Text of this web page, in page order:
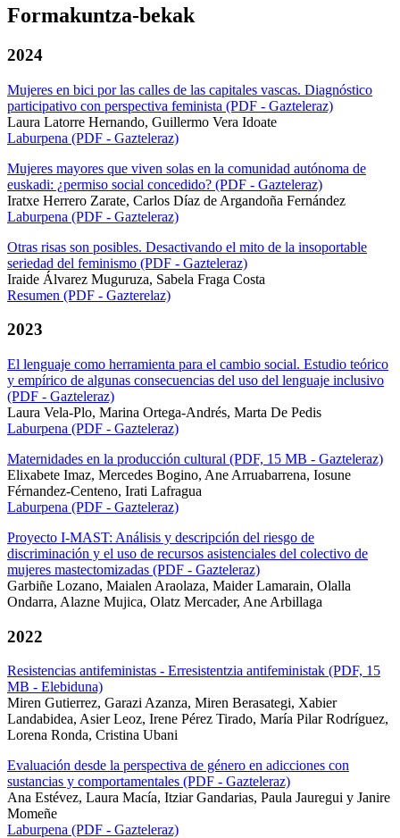
Formakuntza-bekak
2024
Mujeres en bici por las calles de las capitales vascas. Diagnóstico
participativo con perspectiva feminista (PDF - Gazteleraz)
Laura Latorre Hernando, Guillermo Vera Idoate
Laburpena (PDF - Gazteleraz)
Mujeres mayores que viven solas en la comunidad autónoma de
euskadi: ¿permiso social concedido? (PDF - Gazteleraz)
Iratxe Herrero Zarate, Carlos Díaz de Argandoña Fernández
Laburpena (PDF - Gazteleraz)
Otras risas son posibles. Desactivando el mito de la insoportable
seriedad del feminismo (PDF - Gazteleraz)
Iraide Álvarez Muguruza, Sabela Fraga Costa
Resumen (PDF - Gazterelaz)
2023
El lenguaje como herramienta para el cambio social. Estudio teórico
y empírico de algunas consecuencias del uso del lenguaje inclusivo
(PDF - Gazteleraz)
Laura Vela-Plo, Marina Ortega-Andrés, Marta De Pedis
Laburpena (PDF - Gazteleraz)
Maternidades en la producción cultural (PDF, 15 MB - Gazteleraz)
Elixabete Imaz, Mercedes Bogino, Ane Arruabarrena, Iosune
Férnandez-Centeno, Irati Lafragua
Laburpena (PDF - Gazteleraz)
Proyecto I-MAST: Análisis y descripción del riesgo de
discriminación y el uso de recursos asistenciales del colectivo de
mujeres mastectomizadas (PDF - Gazteleraz)
Garbiñe Lozano, Maialen Araolaza, Maider Lamarain, Olalla
Ondarra, Alazne Mujica, Olatz Mercader, Ane Arbillaga
2022
Resistencias antifeministas - Erresistentzia antifeministak (PDF, 15
MB - Elebiduna)
Miren Gutierrez, Garazi Azanza, Miren Berasategi, Xabier
Landabidea, Asier Leoz, Irene Pérez Tirado, María Pilar Rodríguez,
Lorena Ronda, Cristina Ubani
Evaluación desde la perspectiva de género en adicciones con
sustancias y comportamentales (PDF - Gazteleraz)
Ana Estévez, Laura Macía, Itziar Gandarias, Paula Jauregui y Janire
Momeñe
Laburpena (PDF - Gazteleraz)